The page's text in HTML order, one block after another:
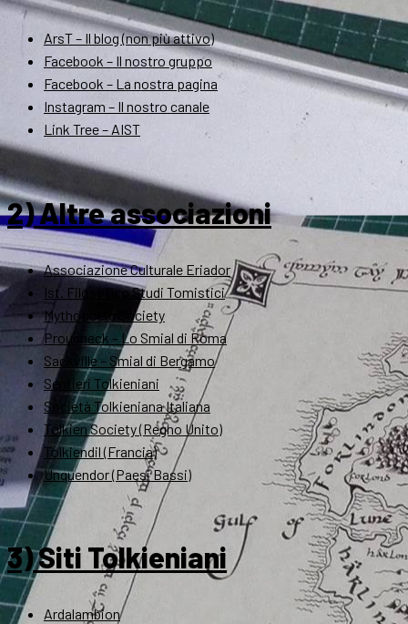
ArsT – Il blog (non più attivo)
Facebook – Il nostro gruppo
Facebook – La nostra pagina
Instagram – Il nostro canale
Link Tree – AIST
2) Altre associazioni
Associazione Culturale Eriador
Ist. Filosofico Studi Tomistici
Mythopoeic Society
Proudneck – Lo Smial di Roma
Sackville – Smial di Bergamo
Sentieri Tolkieniani
Società Tolkieniana Italiana
Tolkien Society (Regno Unito)
Tolkiendil (Francia)
Unquendor (Paesi Bassi)
3) Siti Tolkieniani
Ardalambion